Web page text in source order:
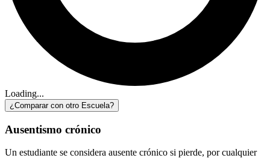
Loading...
¿Comparar con otro Escuela?
Ausentismo crónico
Un estudiante se considera ausente crónico si pierde, por cualquier